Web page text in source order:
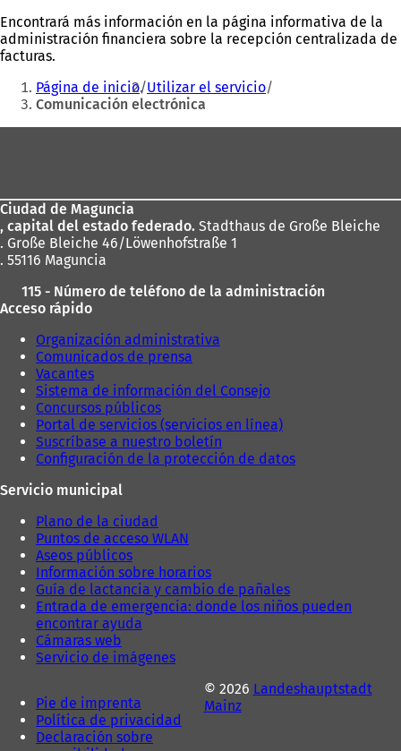
Encontrará más información en la página informativa de la
administración financiera sobre la recepción centralizada de
facturas.
Estás
aquí:
Página de inicio Utilizar el servicio
Comunicación electrónica
pies
Ciudad de Maguncia
, capital del estado federado. Stadthaus de Große Bleiche
. Große Bleiche 46/Löwenhofstraße 1
. 55116 Maguncia
115 - Número de teléfono de la administración
Acceso rápido
Organización administrativa
Comunicados de prensa
Vacantes
Sistema de información del Consejo
Concursos públicos
Portal de servicios (servicios en línea)
Suscríbase a nuestro boletín
Configuración de la protección de datos
Servicio municipal
Plano de la ciudad
Puntos de acceso WLAN
Aseos públicos
Información sobre horarios
Guía de lactancia y cambio de pañales
Entrada de emergencia: donde los niños pueden
encontrar ayuda
Cámaras web
Servicio de imágenes
Pie de imprenta
Política de privacidad
Declaración sobre
© 2026 Landeshauptstadt
Mainz